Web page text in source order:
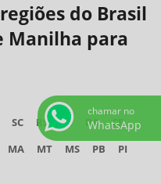
do Brasil
Manilha para
SC RS PE BA
CE
MA MT MS PB
PI
chamar no
WhatsApp